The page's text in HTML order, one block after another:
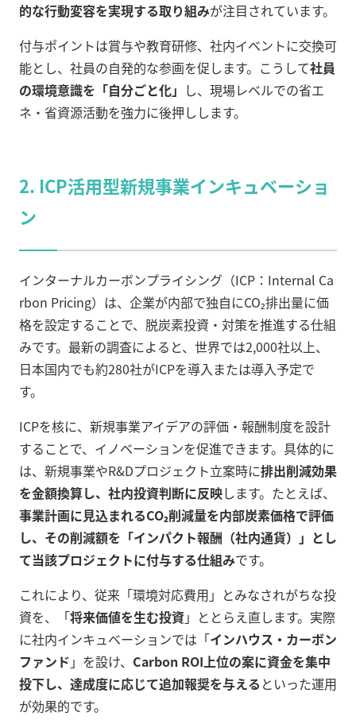
的な行動変容を実現する取り組みが注目されています。
付与ポイントは賞与や教育研修、社内イベントに交換可
能とし、社員の自発的な参画を促します。こうして社員
の環境意識を「自分ごと化」 し、現場レベルでの省エ
ネ・省資源活動を強力に後押しします。
2. ICP活用型新規事業インキュベーショ
ン
インターナルカーボンプライシング（ICP：Internal Ca
rbon Pricing）は、企業が内部で独自にCO₂排出量に価
格を設定することで、脱炭素投資・対策を推進する仕組
みです。最新の調査によると、世界では2,000社以上、
日本国内でも約280社がICPを導入または導入予定で
す。
ICPを核に、新規事業アイデアの評価・報酬制度を設計
することで、イノベーションを促進できます。具体的に
は、新規事業やR&Dプロジェクト立案時に排出削減効果
を金額換算し、社内投資判断に反映します。たとえば、
事業計画に見込まれるCO₂削減量を内部炭素価格で評価
し、その削減額を「インパクト報酬（社内通貨）」とし
て当該プロジェクトに付与する仕組みです。
これにより、従来「環境対応費用」とみなされがちな投
資を、「将来価値を生む投資」ととらえ直します。実際
に社内インキュベーションでは「インハウス・カーボン
ファンド 」を設け、 Carbon ROI上位の案に資金を集中
投下し、達成度に応じて追加報奨を与える といった運用
が効果的です。